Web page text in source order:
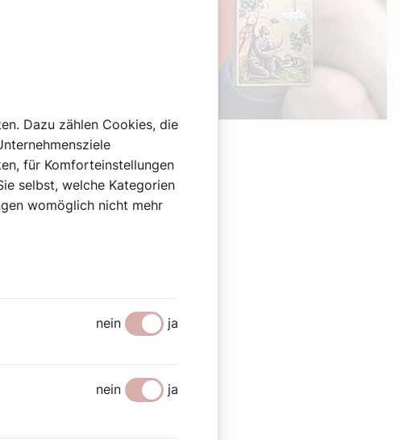
Werbung
Dazu zählen Cookies, die
für Komforteinstellungen
selbst, welche Kategorien
womöglich nicht mehr
nein ja
nein
ja